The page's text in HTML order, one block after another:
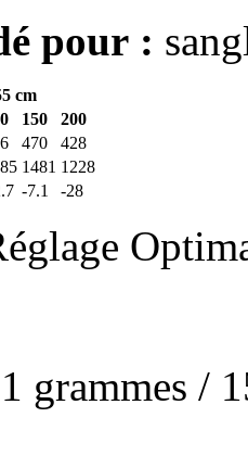
pour :
cm
150
200
470
428
1481 1228
-7.1 -28
grammes /